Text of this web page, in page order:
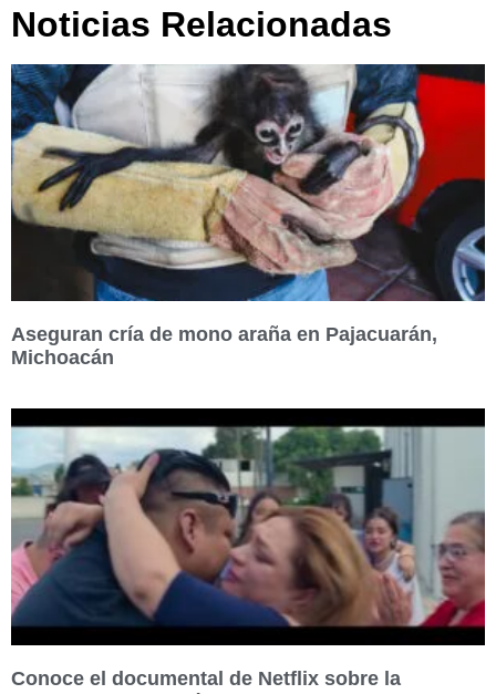
Noticias Relacionadas
Aseguran cría de mono araña en Pajacuarán,
Michoacán
Conoce el documental de Netflix sobre la